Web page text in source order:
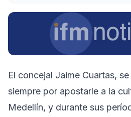
El concejal Jaime Cuartas,
siempre por apostarle a la
Medellín, y durante sus